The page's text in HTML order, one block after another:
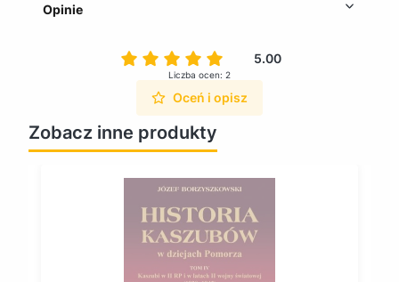
Opinie
5.00
Liczba ocen: 2
Oceń i opisz
Zobacz inne produkty